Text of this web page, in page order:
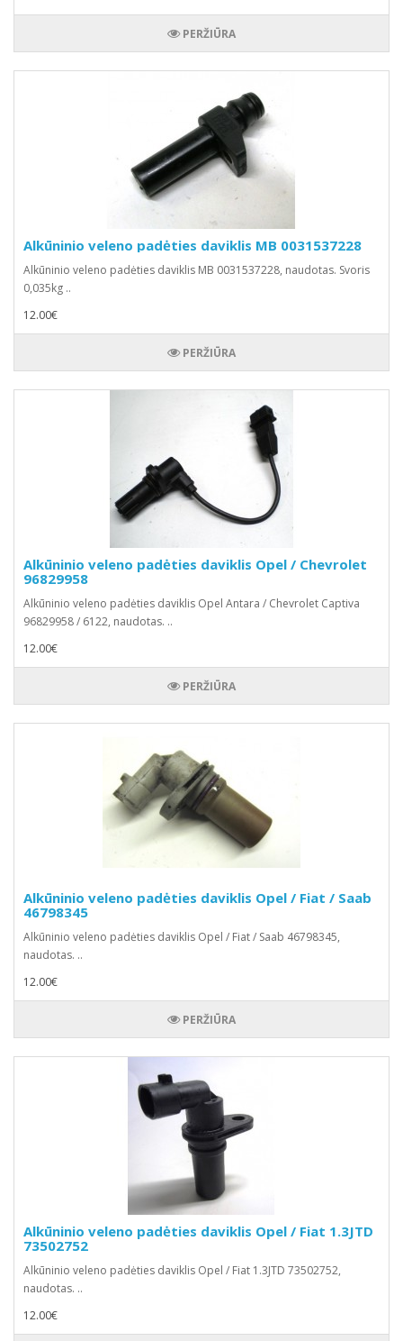
PERŽIŪRA
Alkūninio veleno padėties daviklis MB 0031537228
Alkūninio veleno padėties daviklis MB 0031537228, naudotas. Svoris
0,035kg ..
12.00€
PERŽIŪRA
Alkūninio veleno padėties daviklis Opel / Chevrolet
96829958
Alkūninio veleno padėties daviklis Opel Antara / Chevrolet Captiva
96829958 / 6122, naudotas. ..
12.00€
PERŽIŪRA
Alkūninio veleno padėties daviklis Opel / Fiat / Saab
46798345
Alkūninio veleno padėties daviklis Opel / Fiat / Saab 46798345,
naudotas. ..
12.00€
PERŽIŪRA
Alkūninio veleno padėties daviklis Opel / Fiat 1.3JTD
73502752
Alkūninio veleno padėties daviklis Opel / Fiat 1.3JTD 73502752,
naudotas. ..
12.00€